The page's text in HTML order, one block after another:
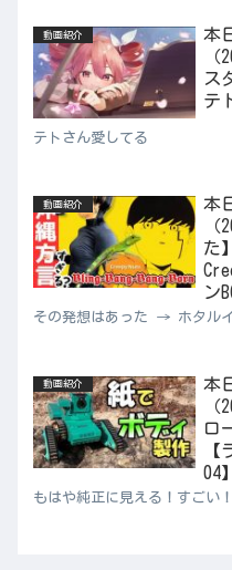
動画紹介
本
ス
テ
テトさん愛してる
動画紹介
本
た
ン
その発想はあった → ホタル
動画紹介
本
ロ
【
04
もはや純正に見える！すごい